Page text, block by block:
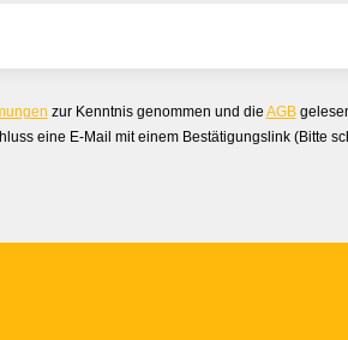
zur Kenntnis genommen und die AGB
eine E-Mail mit einem Bestätigungslink (Bitte